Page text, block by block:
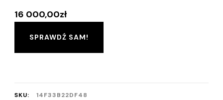
16 000,00zł
SPRAWDŹ SAM!
SKU:
14F33B22DF48